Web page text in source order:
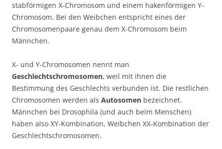
stabförmigen X-Chromosom und einem hakenförmigen Y-
Chromosom. Bei den Weibchen entspricht eines der
Chromosomenpaare genau dem X-Chromosom beim
Männchen.
X- und Y-Chromosomen nennt man
Geschlechtschromosomen, weil mit ihnen die
Bestimmung des Geschlechts verbunden ist. Die restlichen
Chromosomen werden als Autosomen bezeichnet.
Männchen bei Drosophila (und auch beim Menschen)
haben also XY-Kombination, Weibchen XX-Kombination der
Geschlechtschromosomen.